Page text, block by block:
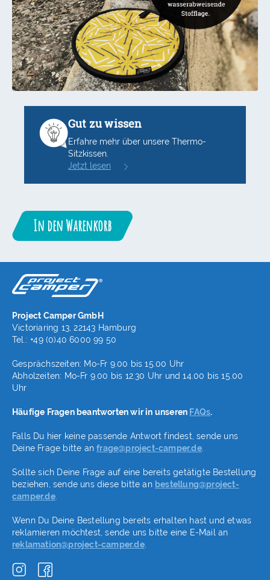
Gut zu wissen
Erfahre mehr über unsere Thermo-
Sitzkissen.
Jetzt lesen
In den Warenkorb
Project Camper GmbH
Victoriaring 13, 22143 Hamburg
Tel.: +49 (0)40 6000 99 50
Gesprächszeiten: Mo-Fr 9.00 bis 15.00 Uhr
Abholzeiten: Mo-Fr 9.00 bis 12.30 Uhr und 14.00 bis 15.00
Uhr
Häufige Fragen beantworten wir in unseren FAQs.
Falls Du hier keine passende Antwort findest, sende uns
Deine Frage bitte anfrage@project-camper.de.
Sollte sich Deine Frage auf eine bereits getätigte Bestellung
beziehen, sende uns diese bitte an bestellung@project-
camper.de.
Wenn Du Deine Bestellung bereits erhalten hast und etwas
reklamieren möchtest, sende uns bitte eine E-Mail an
reklamation@project-camper.de.